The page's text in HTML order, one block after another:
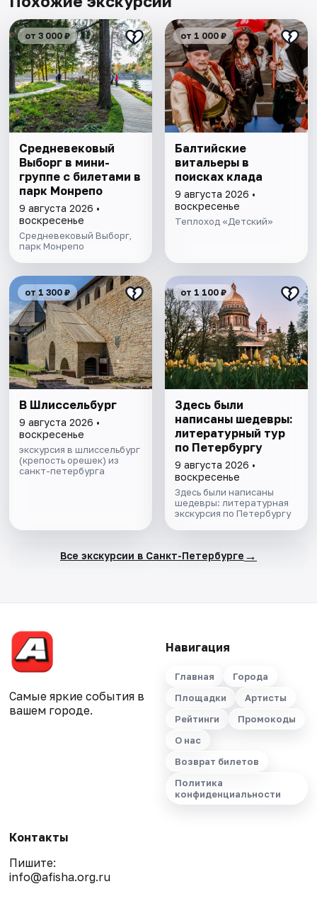
от 3 000 ₽
Cредневековый
Выборг в мини-
группе c билетами в
парк Монрепо
9 августа 2026 •
воскресенье
Средневековый Выборг,
парк Монрепо
от 1 000 ₽
Балтийские
витальеры в
поисках клада
9 августа 2026 •
воскресенье
Теплоход «Детский»
от 1 300 ₽
В Шлиссельбург
9 августа 2026 •
воскресенье
экскурсия в шлиссельбург
(крепость орешек) из
санкт-петербурга
от 1 100 ₽
Здесь были
написаны шедевры:
литературный тур
по Петербургу
9 августа 2026 •
воскресенье
Здесь были написаны
шедевры: литературная
экскурсия по Петербургу
Все экскурсии в Санкт-Петербурге →
Самые яркие события в
вашем городе.
Навигация
Главная
Города
Площадки
Артисты
Рейтинги
Промокоды
О нас
Возврат билетов
Политика
конфиденциальности
Контакты
Пишите:
info@afisha.org.ru